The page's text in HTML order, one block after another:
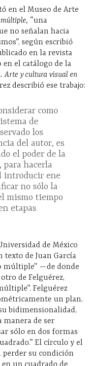
en el Museo de Arte
“una
no señalan hacia
según escribió
en la revista
en el catálogo de la
Arte y cultura visual en
describió ese trabajo:
como
de
los
del autor, es
el poder de la
para hacerla
introducir ene
no sólo la
mismo tiempo
etapas
de México
texto de Juan García
múltiple” —de donde
de Felguérez,
Felguérez
un plan,
bidimensionalidad,
manera de ser
sólo en dos formas
El círculo y el
perder su condición